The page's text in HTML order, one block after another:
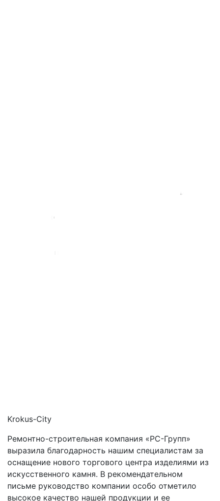
Krokus-City
Ремонтно-строительная компания «РС-Групп»
выразила благодарность нашим специалистам за
оснащение нового торгового центра изделиями из
искусственного камня. В рекомендательном
письме руководство компании особо отметило
высокое качество нашей продукции и ее